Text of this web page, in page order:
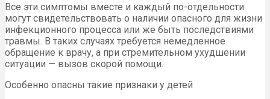
Все эти симптомы вместе и каждый по-отдельности
могут свидетельствовать о наличии опасного для жизни
инфекционного процесса или же быть последствиями
травмы. В таких случаях требуется немедленное
обращение к врачу, а при стремительном ухудшении
ситуации — вызов скорой помощи.
Особенно опасны такие признаки у детей